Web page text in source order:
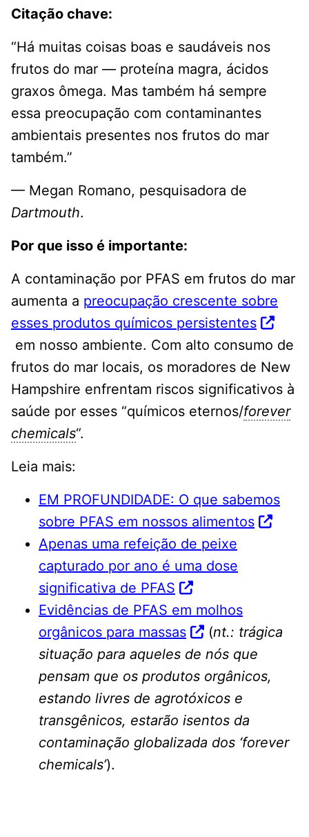
Citação chave:
“Há muitas coisas boas e saudáveis ​​nos
frutos do mar — proteína magra, ácidos
graxos ômega. Mas também há sempre
essa preocupação com contaminantes
ambientais presentes nos frutos do mar
também.”
— Megan Romano, pesquisadora de
Dartmouth.
Por que isso é importante:
A contaminação por PFAS em frutos do mar
aumenta a preocupação crescente sobre
esses produtos químicos persistentes
em nosso ambiente. Com alto consumo de
frutos do mar locais, os moradores de New
Hampshire enfrentam riscos significativos à
saúde por esses “químicos eternos/forever
chemicals“.
Leia mais:
EM PROFUNDIDADE: O que sabemos
sobre PFAS em nossos alimentos
Apenas uma refeição de peixe
capturado por ano é uma dose
significativa de PFAS
Evidências de PFAS em molhos
orgânicos para massas
(nt.: trágica
situação para aqueles de nós que
pensam que os produtos orgânicos,
estando livres de agrotóxicos e
transgênicos, estarão isentos da
contaminação globalizada dos ‘forever
chemicals’).